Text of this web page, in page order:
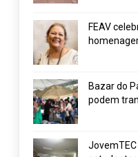
FEAV
Bazar do
podem